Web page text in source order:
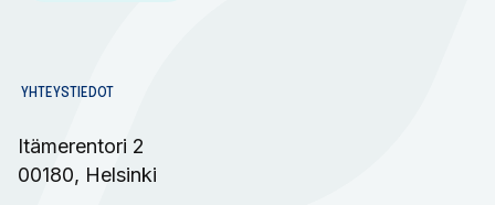
YHTEYSTIEDOT
Itämerentori 2
00180, Helsinki